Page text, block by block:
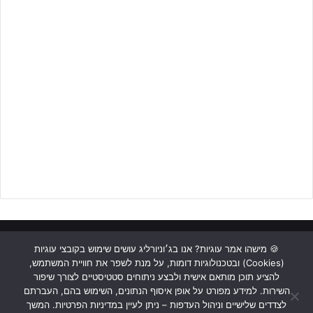
ראשי כתבות תכנים מקצועיים תנאי שימוש
מדיניות אבטחה
כתבו לנו
Facebook
YouTube
Instagram
🍪 מישהו אמר עוגיות? אנו בג׳וניורליג עושים שימוש בקובצי עוגיות
(Cookies) ובטכנולוגיות דומות, על מנת לשפר את חוויית המשתמש,
להציע תוכן מותאם אישית ולבצע ניתוחים סטטיסטיים לצורך שיפור
השירות. למידע מפורט על אופן איסוף הנתונים, השימוש בהם, העברתם
לצדדים שלישיים וניהול העדפות – ניתן לעיין במדיניות הפרטיות. המשך